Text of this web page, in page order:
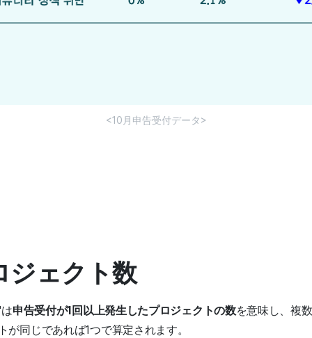
<10月申告受付データ>
ジェクト数
申告受付が1回以上発生したプロジェクトの数を意味し、複
が同じであれば1つで算定されます。